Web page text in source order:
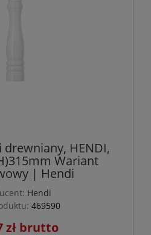
drewniany, HENDI,
Wariant
| Hendi
Hendi
469590
zł